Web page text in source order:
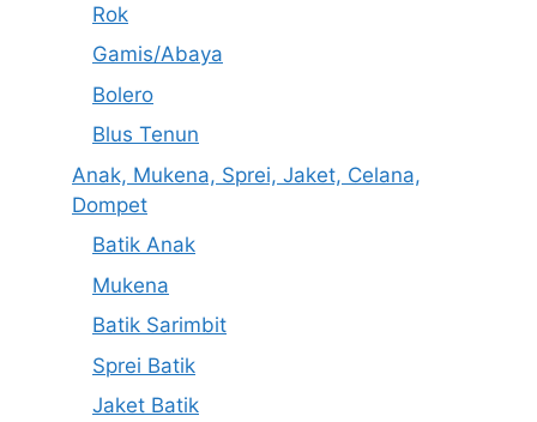
Rok
Gamis/Abaya
Bolero
Blus Tenun
Anak, Mukena, Sprei, Jaket, Celana,
Dompet
Batik Anak
Mukena
Batik Sarimbit
Sprei Batik
Jaket Batik